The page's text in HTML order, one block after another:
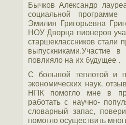
Бычков Александр
социальной программе
Эмилия Григорьевна
НОУ Дворца пионеров
старшеклассников стали
выпускниками.Участие
повлияло на их будущее .
С большой теплотой и
экономических наук,
НПК помогло мне в
работать с научно-
словарный запас,
помогло осуществить